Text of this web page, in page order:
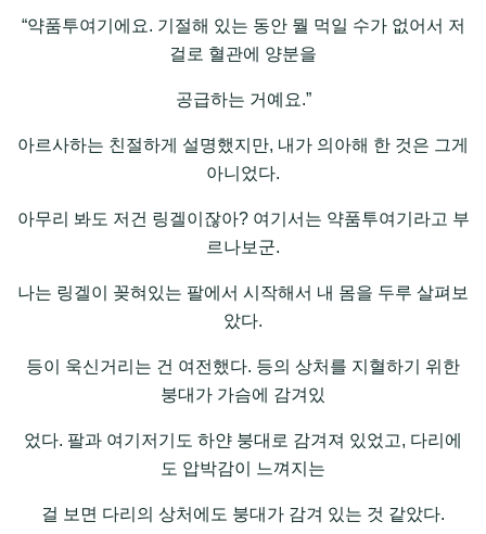
“약품투여기에요. 기절해 있는 동안 뭘 먹일 수가 없어서 저
걸로 혈관에 양분을
공급하는 거예요.”
아르사하는 친절하게 설명했지만, 내가 의아해 한 것은 그게
아니었다.
아무리 봐도 저건 링겔이잖아? 여기서는 약품투여기라고 부
르나보군.
나는 링겔이 꽂혀있는 팔에서 시작해서 내 몸을 두루 살펴보
았다.
등이 욱신거리는 건 여전했다. 등의 상처를 지혈하기 위한
붕대가 가슴에 감겨있
었다. 팔과 여기저기도 하얀 붕대로 감겨져 있었고, 다리에
도 압박감이 느껴지는
걸 보면 다리의 상처에도 붕대가 감겨 있는 것 같았다.